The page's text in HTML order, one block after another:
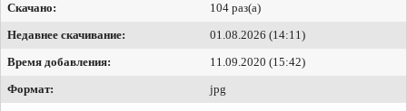
Скачано:
104 раз(а)
Недавнее скачивание:
01.08.2026 (14:11)
Время добавления:
11.09.2020 (15:42)
Формат:
jpg